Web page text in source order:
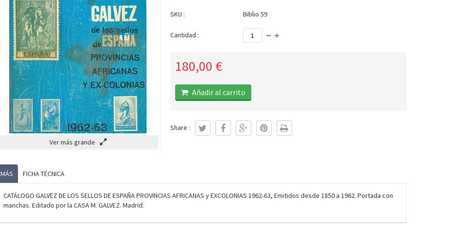
Ver más grande
SKU : Biblio 59
Cantidad :
180,00 €
Añadir al carrito
Share :
MÁS FICHA TÉCNICA
CATÁLOGO GALVEZ DE LOS SELLOS DE ESPAÑA PROVINCIAS AFRICANAS y EXCOLONIAS 1962-63, Emitidos desde 1850 a 1962. Portada con
manchas. Editado por la CASA M. GALVEZ. Madrid.